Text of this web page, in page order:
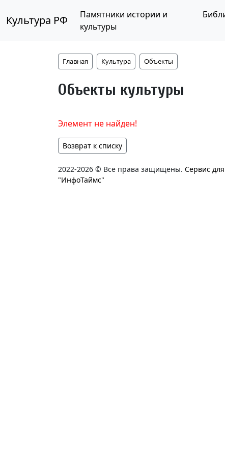
Культура РФ
Памятники истории и
культуры
Главная Культура Объекты
Объекты культуры
Элемент не найден!
Возврат к списку
2022-2026 © Все права защищены. Сервис
"ИнфоТаймс"